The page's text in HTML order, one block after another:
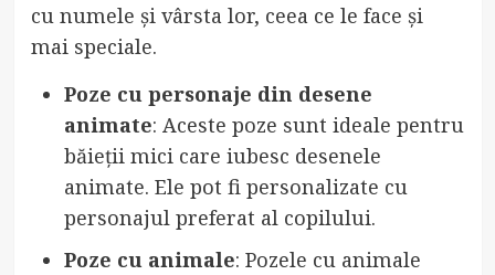
cu numele și vârsta lor, ceea ce le face și
mai speciale.
Poze cu personaje din desene
animate: Aceste poze sunt ideale pentru
băieții mici care iubesc desenele
animate. Ele pot fi personalizate cu
personajul preferat al copilului.
Poze cu animale: Pozele cu animale